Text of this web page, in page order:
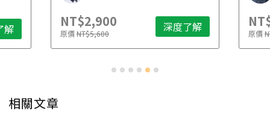
解 NT$2,900
原價NT$5,600 深度了解 原價
相關文章